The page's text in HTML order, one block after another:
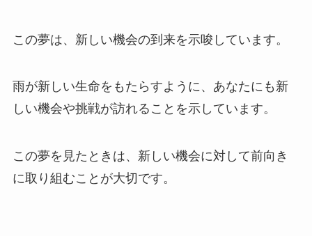
この夢は、新しい機会の到来を示唆しています。
雨が新しい生命をもたらすように、あなたにも新
しい機会や挑戦が訪れることを示しています。
この夢を見たときは、新しい機会に対して前向き
に取り組むことが大切です。